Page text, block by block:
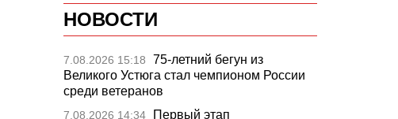
НОВОСТИ
7.08.2026 15:18
75-летний бегун из
Великого Устюга стал чемпионом России
среди ветеранов
7.08.2026 14:34
Первый этап